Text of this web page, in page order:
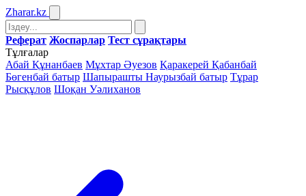
Zharar.kz
Реферат Жоспарлар Тест сұрақтары
Тұлғалар
Абай Құнанбаев Мұхтар Әуезов Қаракерей Қабанбай
Бөгенбай батыр Шапырашты Наурызбай батыр Тұрар
Рысқұлов Шоқан Уәлиханов